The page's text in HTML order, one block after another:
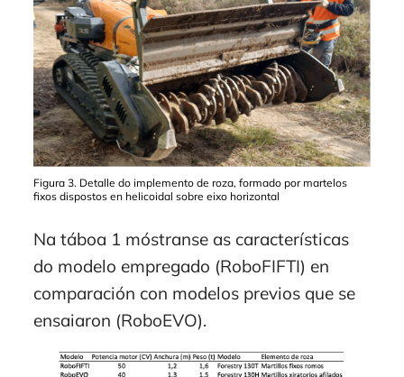
Figura 3. Detalle do implemento de roza, formado por martelos
fixos dispostos en helicoidal sobre eixo horizontal
Na táboa 1 móstranse as características
do modelo empregado (RoboFIFTI) en
comparación con modelos previos que se
ensaiaron (RoboEVO).